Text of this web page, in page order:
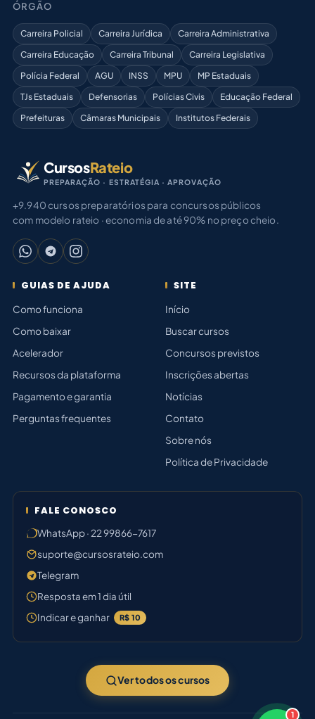
1
ÓRGÃO
Carreira Policial Carreira Jurídica
Carreira Administrativa
Carreira Educação
Carreira Tribunal
Carreira Legislativa
Polícia Federal
AGU INSS MPU
MP Estaduais
TJs Estaduais
Defensorias Polícias Civis
Educação Federal
Prefeituras
Câmaras Municipais Institutos Federais
CursosRateio
PREPARAÇÃO · ESTRATÉGIA · APROVAÇÃO
+9.940 cursos preparatórios para concursos públicos
com modelo rateio · economia de até 90% no preço cheio.
GUIAS DE AJUDA
Como funciona
Como baixar
Acelerador
Recursos da plataforma
Pagamento e garantia
Perguntas frequentes
SITE
Início
Buscar cursos
Concursos previstos
Inscrições abertas
Notícias
Contato
Sobre nós
Política de Privacidade
FALE CONOSCO
WhatsApp · 22 99866-7617
suporte@cursosrateio.com
Telegram
Resposta em 1 dia útil
Indicar e ganhar
R$ 10
Ver todos os cursos